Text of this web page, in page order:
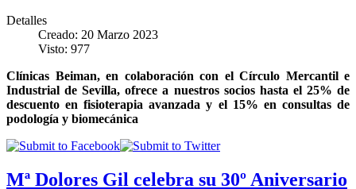
Detalles
Creado: 20 Marzo 2023
Visto: 977
Clínicas Beiman, en colaboración con el Círculo Mercantil e
Industrial de Sevilla, ofrece a nuestros socios hasta el 25% de
descuento en fisioterapia avanzada y el 15% en consultas de
podología y biomecánica
Mª Dolores Gil celebra su 30º Aniversario